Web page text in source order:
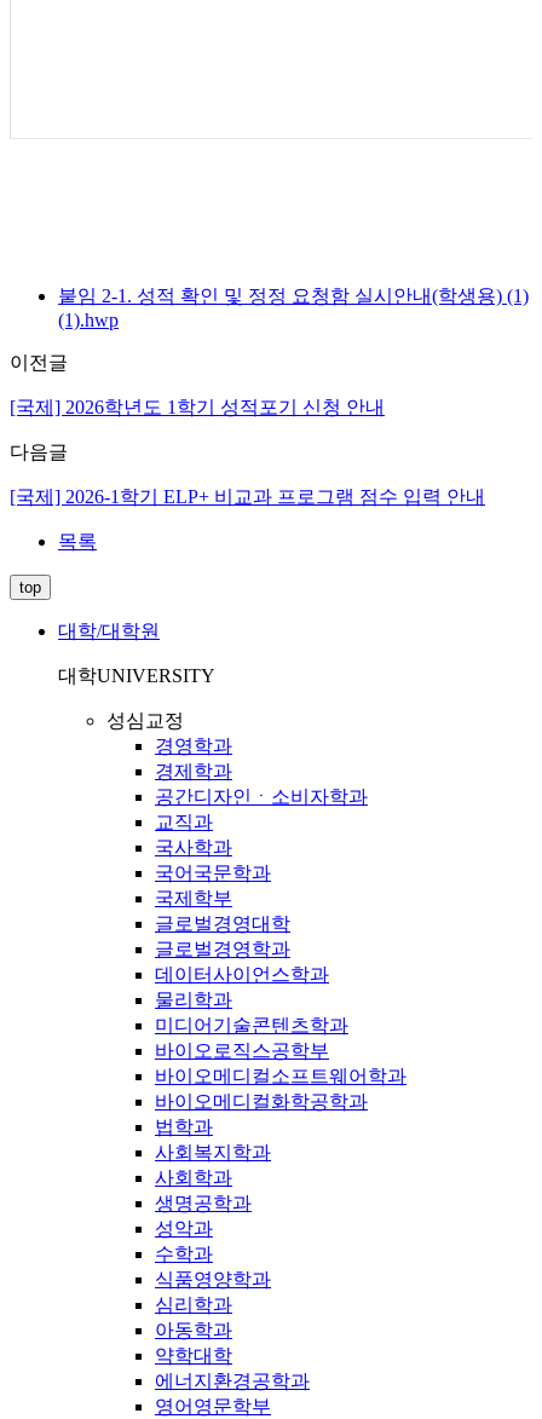
붙임 2-1. 성적 확인 및 정정 요청함 실시안내(학생용) (1)
(1).hwp
이전글
[국제] 2026학년도 1학기 성적포기 신청 안내
다음글
[국제] 2026-1학기 ELP+ 비교과 프로그램 점수 입력 안내
목록
top
대학/대학원
대학UNIVERSITY
성심교정
경영학과
경제학과
공간디자인ㆍ소비자학과
교직과
국사학과
국어국문학과
국제학부
글로벌경영대학
글로벌경영학과
데이터사이언스학과
물리학과
미디어기술콘텐츠학과
바이오로직스공학부
바이오메디컬소프트웨어학과
바이오메디컬화학공학과
법학과
사회복지학과
사회학과
생명공학과
성악과
수학과
식품영양학과
심리학과
아동학과
약학대학
에너지환경공학과
영어영문학부